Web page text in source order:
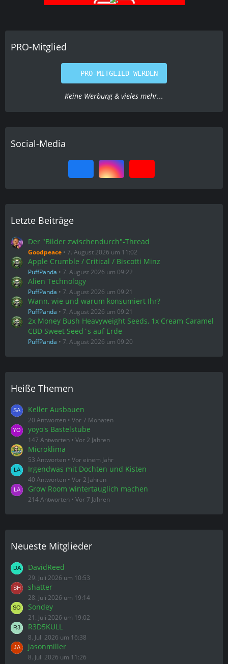
PRO-Mitglied
PRO-MITGLIED WERDEN
Keine Werbung & vieles mehr...
Social-Media
Letzte Beiträge
Der "Bilder zwischendurch"-Thread
Goodpeace 7. August 2026 um 11:02
Apple Crumble / Critical / Biscotti Minz
PuffPanda 7. August 2026 um 09:22
Alien Technology
PuffPanda 7. August 2026 um 09:21
Wann, wie und warum konsumiert Ihr?
PuffPanda 7. August 2026 um 09:21
2x Money Bush Heavyweight Seeds, 1x Cream Caramel
CBD Sweet Seed`s auf Erde
PuffPanda 7. August 2026 um 09:20
Heiße Themen
Keller Ausbauen
20 Antworten Vor 7 Monaten
yoyo's Bastelstube
147 Antworten Vor 2 Jahren
Microklima
53 Antworten Vor einem Jahr
Irgendwas mit Dochten und Kisten
40 Antworten Vor 2 Jahren
Grow Room wintertauglich machen
214 Antworten Vor 7 Jahren
Neueste Mitglieder
DavidReed
29. Juli 2026 um 10:53
shatter
28. Juli 2026 um 19:14
Sondey
21. Juli 2026 um 19:02
R3D5KULL
8. Juli 2026 um 16:38
jasonmiller
8. Juli 2026 um 11:26